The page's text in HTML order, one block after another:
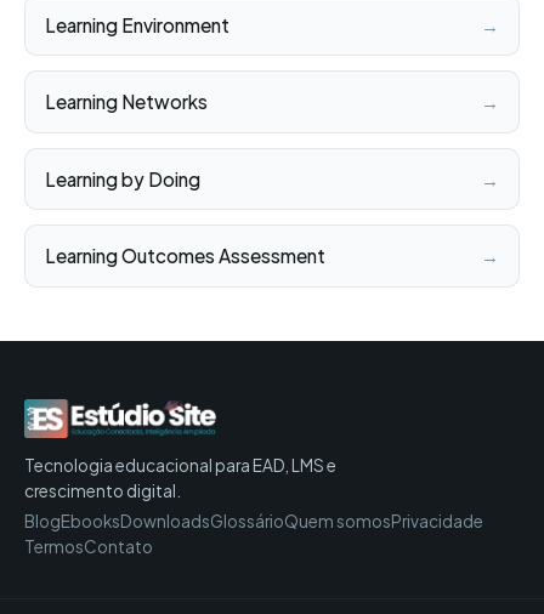
Learning Environment →
Learning Networks →
Learning by Doing →
Learning Outcomes Assessment →
Tecnologia educacional para EAD, LMS e
crescimento digital.
BlogEbooksDownloadsGlossárioQuem somosPrivacidade
TermosContato